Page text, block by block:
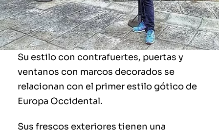
Su estilo con contrafuertes, puertas y
ventanos con marcos decorados se
relacionan con el primer estilo gótico de
Europa Occidental.
Sus frescos exteriores tienen una